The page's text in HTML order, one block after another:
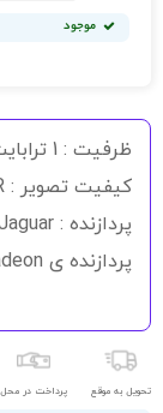
موجود
ظرفیت : 1 ترابایت
کیفیت تصویر : HDR
پردازنده : AMD Jaguar هشت هسته ای با کلاک 1.75GHz
پردازنده ی GPU : AMD Radeon با فرکانس کلاک 914MHz
درایو نوری : Blu-Ray
اتصال بی سیم :
تحویل به موقع پرداخت در محل